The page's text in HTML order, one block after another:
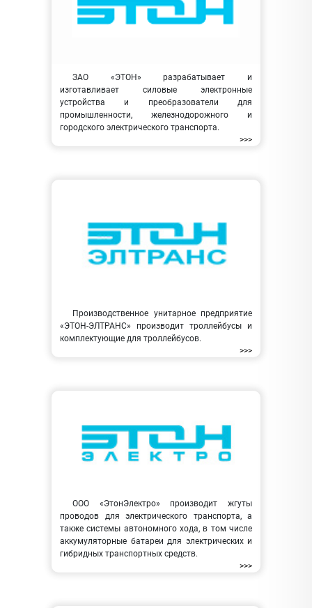
ЗАО «ЭТОН» разрабатывает и
изготавливает силовые электронные
устройства и преобразователи для
промышленности, железнодорожного и
городского электрического транспорта.
>>>
Производственное унитарное предприятие
«ЭТОН-ЭЛТРАНС» производит троллейбусы и
комплектующие для троллейбусов.
>>>
ООО «ЭтонЭлектро» производит жгуты
проводов для электрического транспорта, а
также системы автономного хода, в том числе
аккумуляторные батареи для электрических и
гибридных транспортных средств.
>>>